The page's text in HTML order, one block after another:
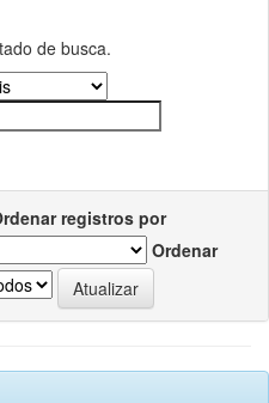
de busca.
registros por
Ordenar